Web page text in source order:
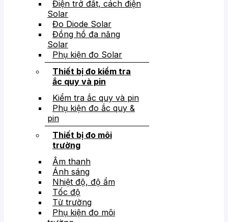
Điện trở đất, cách điện
Solar
Đo Diode Solar
Đồng hồ đa năng
Solar
Phụ kiện đo Solar
Thiết bị đo kiểm tra
ắc quy và pin
Kiểm tra ắc quy và pin
Phụ kiện đo ắc quy &
pin
Thiết bị đo môi
trường
Âm thanh
Ánh sáng
Nhiệt độ, độ ẩm
Tốc độ
Từ trường
Phụ kiện đo môi